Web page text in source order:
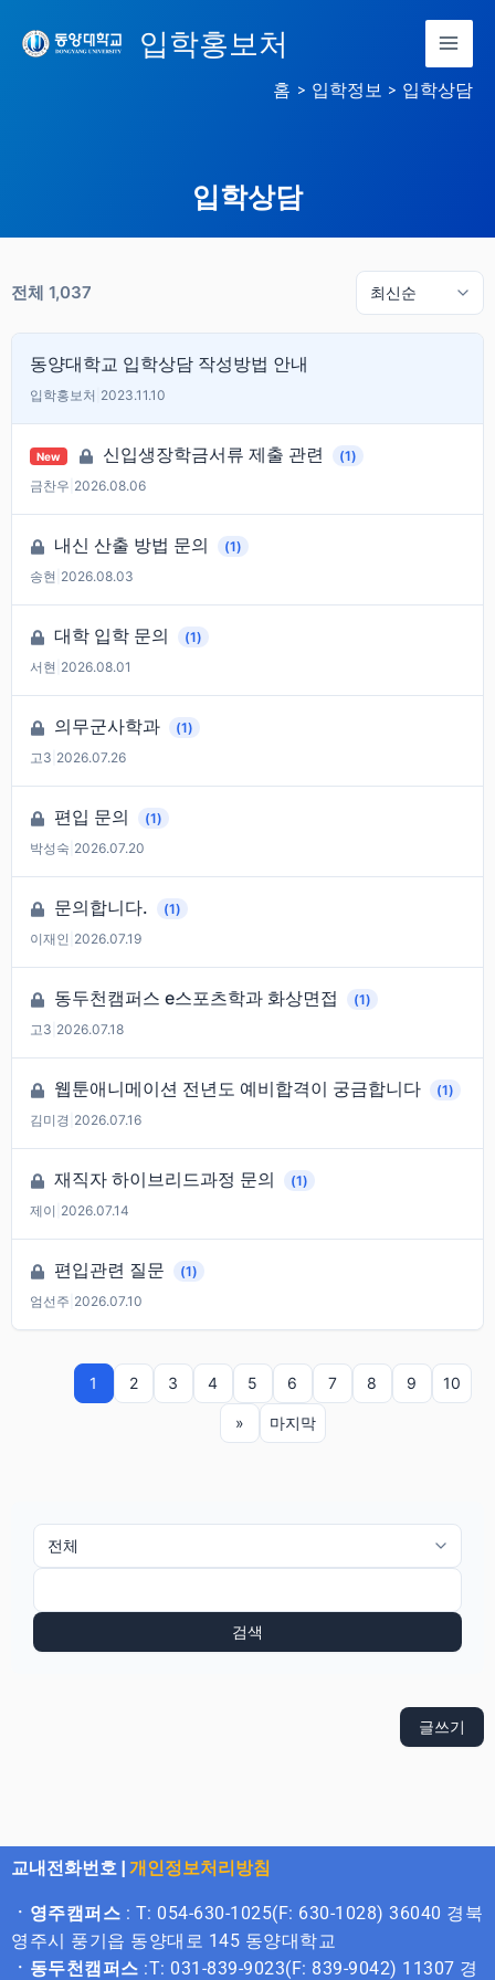
입학홍보처
홈 입학정보 입학상담
입학상담
전체 1,037
동양대학교 입학상담 작성방법 안내
입학홍보처 2023.11.10
New 신입생장학금서류 제출 관련
(1)
금찬우 2026.08.06
내신 산출 방법 문의
(1)
송현 2026.08.03
대학 입학 문의
(1)
서현 2026.08.01
의무군사학과
(1)
고3 2026.07.26
편입 문의
(1)
박성숙 2026.07.20
문의합니다.
(1)
이재인 2026.07.19
동두천캠퍼스 e스포츠학과 화상면접
(1)
고3 2026.07.18
웹툰애니메이션 전년도 예비합격이 궁금합니다
(1)
김미경 2026.07.16
재직자 하이브리드과정 문의
(1)
제이 2026.07.14
편입관련 질문
(1)
엄선주 2026.07.10
1 2 3 4 5 6 7 8 9 10
» 마지막
검색
글쓰기
교내전화번호 | 개인정보처리방침
ㆍ영주캠퍼스 : T: 054-630-1025(F: 630-1028) 36040 경북
영주시 풍기읍 동양대로 145 동양대학교
ㆍ동두천캠퍼스 :T: 031-839-9023(F: 839-9042) 11307 경